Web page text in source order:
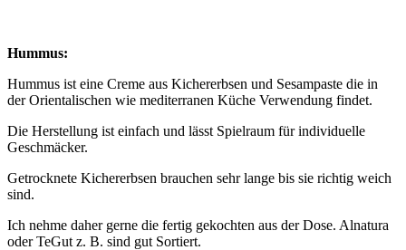
Hummus:
Hummus ist eine Creme aus Kichererbsen und Sesampaste die in
der Orientalischen wie mediterranen Küche Verwendung findet.
Die Herstellung ist einfach und lässt Spielraum für individuelle
Geschmäcker.
Getrocknete Kichererbsen brauchen sehr lange bis sie richtig weich
sind.
Ich nehme daher gerne die fertig gekochten aus der Dose. Alnatura
oder TeGut z. B. sind gut Sortiert.